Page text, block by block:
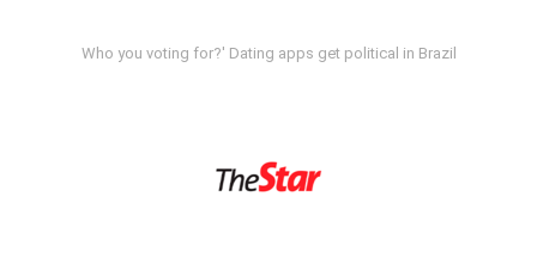
Who you voting for?' Dating apps get political in Brazil